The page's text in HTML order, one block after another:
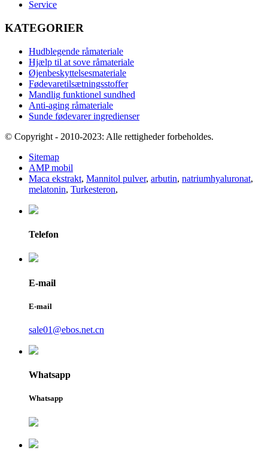
Service
KATEGORIER
Hudblegende råmateriale
Hjælp til at sove råmateriale
Øjenbeskyttelsesmateriale
Fødevaretilsætningsstoffer
Mandlig funktionel sundhed
Anti-aging råmateriale
Sunde fødevarer ingredienser
© Copyright - 2010-2023: Alle rettigheder forbeholdes.
Sitemap
AMP mobil
Maca ekstrakt, Mannitol pulver, arbutin, natriumhyaluronat,
melatonin, Turkesteron,
Telefon
E-mail
E-mail
sale01@ebos.net.cn
Whatsapp
Whatsapp